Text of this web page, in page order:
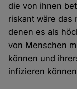
die von ihnen
riskant wäre das
denen es als
von Menschen
können und
infizieren